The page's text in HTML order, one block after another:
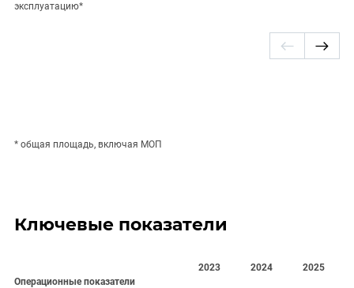
эксплуатацию*
* общая площадь, включая МОП
Ключевые показатели
2023 2024
2025
Операционные показатели